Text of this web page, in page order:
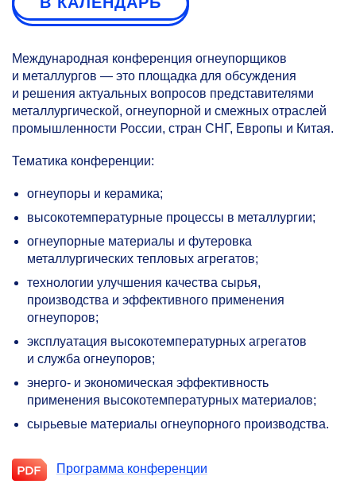
Международная конференция огнеупорщиков
и металлургов — это площадка для обсуждения
и решения актуальных вопросов представителями
металлургической, огнеупорной и смежных отраслей
промышленности России, стран СНГ, Европы и Китая.
Тематика конференции:
огнеупоры и керамика;
высокотемпературные процессы в металлургии;
огнеупорные материалы и футеровка
металлургических тепловых агрегатов;
технологии улучшения качества сырья,
производства и эффективного применения
огнеупоров;
эксплуатация высокотемпературных агрегатов
и служба огнеупоров;
энерго- и экономическая эффективность
применения высокотемпературных материалов;
сырьевые материалы огнеупорного производства.
Программа конференции